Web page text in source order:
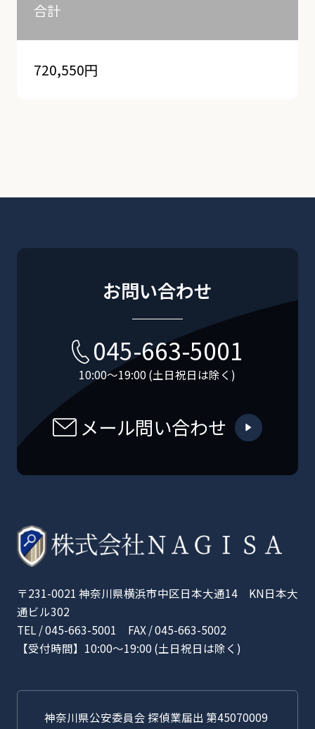
合計
720,550円
お問い合わせ
045-663-5001
10:00〜19:00 (土日祝日は除く)
メール問い合わせ
〒231-0021 神奈川県横浜市中区日本大通14 KN日本大
通ビル302
TEL / 045-663-5001 FAX / 045-663-5002
【受付時間】10:00〜19:00 (土日祝日は除く)
神奈川県公安委員会 探偵業届出 第45070009